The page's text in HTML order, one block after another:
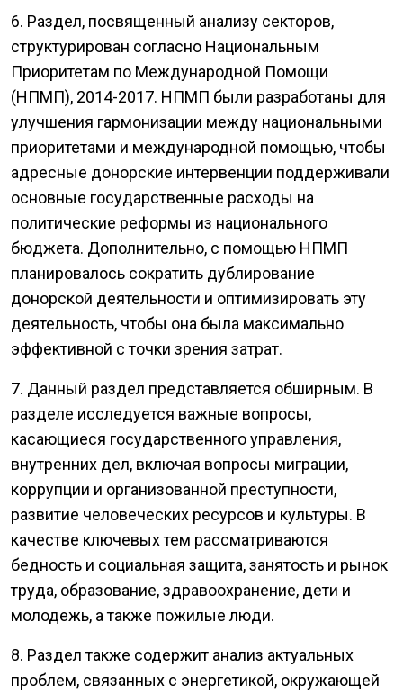
6. Раздел, посвященный анализу секторов,
структурирован согласно Национальным
Приоритетам по Международной Помощи
(НПМП), 2014-2017. НПМП были разработаны для
улучшения гармонизации между национальными
приоритетами и международной помощью, чтобы
адресные донорские интервенции поддерживали
основные государственные расходы на
политические реформы из национального
бюджета. Дополнительно, с помощью НПМП
планировалось сократить дублирование
донорской деятельности и оптимизировать эту
деятельность, чтобы она была максимально
эффективной с точки зрения затрат.
7. Данный раздел представляется обширным. В
разделе исследуется важные вопросы,
касающиеся государственного управления,
внутренних дел, включая вопросы миграции,
коррупции и организованной преступности,
развитие человеческих ресурсов и культуры. В
качестве ключевых тем рассматриваются
бедность и социальная защита, занятость и рынок
труда, образование, здравоохранение, дети и
молодежь, а также пожилые люди.
8. Раздел также содержит анализ актуальных
проблем, связанных с энергетикой, окружающей